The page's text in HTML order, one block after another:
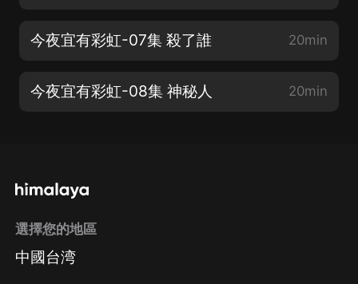
今夜宜有彩虹-07集 殺了誰 20min
今夜宜有彩虹-08集 神秘人 20min
選擇您的地區
中國台湾